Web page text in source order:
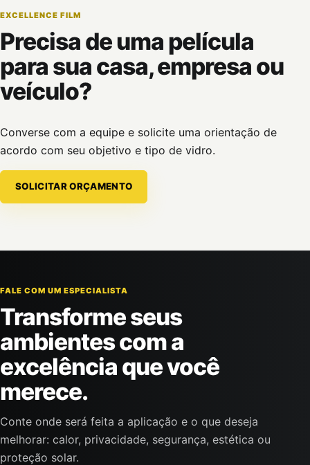
EXCELLENCE FILM
Precisa de uma película
para sua casa, empresa ou
veículo?
Converse com a equipe e solicite uma orientação de
acordo com seu objetivo e tipo de vidro.
SOLICITAR ORÇAMENTO
FALE COM UM ESPECIALISTA
Transforme seus
ambientes com a
excelência que você
merece.
Conte onde será feita a aplicação e o que deseja
melhorar: calor, privacidade, segurança, estética ou
proteção solar.